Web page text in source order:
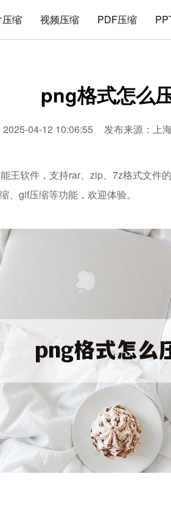
压缩 视频压缩 PDF压缩
png格式怎么
04-12 10:06:55 发布来源：上
王软件，支持rar、zip、7z格式文件
、gif压缩等功能，欢迎体验。